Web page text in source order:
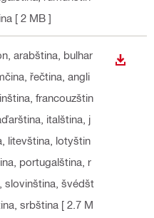
[ 2 MB ]
, arabština, bulhar
řečtina, angli
francouzštin
italština, j
litevština, lotyštin
portugalština, r
slovinština, švédšt
srbština [ 2.7 M